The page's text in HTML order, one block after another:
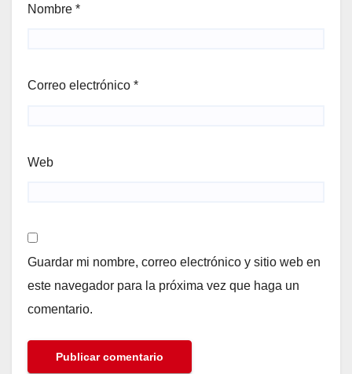
Nombre *
Correo electrónico *
Web
Guardar mi nombre, correo electrónico y sitio web en
este navegador para la próxima vez que haga un
comentario.